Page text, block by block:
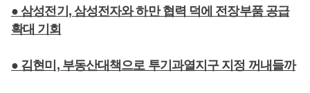
● 삼성전기, 삼성전자와 하만 협력 덕에 전장부품 공급
확대 기회
● 김현미, 부동산대책으로 투기과열지구 지정 꺼내들까